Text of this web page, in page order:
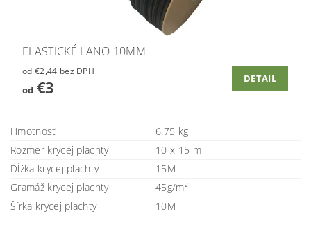
ELASTICKÉ LANO 10MM
od €2,44 bez DPH
od€3 DETAIL
Hmotnosť
6.75 kg
Rozmer krycej plachty
10 x 15 m
Dĺžka krycej plachty
15M
Gramáž krycej plachty
45g/m²
Šírka krycej plachty
10M